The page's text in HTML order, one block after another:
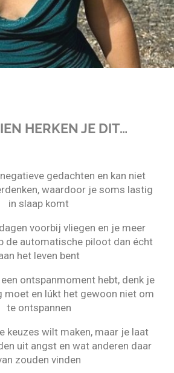
HERKEN JE DIT…
gedachten en kan niet
waardoor je soms lastig
in slaap komt
voorbij vliegen en je meer
de automatische piloot dan écht
het leven bent
ontspanmoment hebt, denk je
moet en lúkt het gewoon niet om
te ontspannen
keuzes wilt maken, maar je laat
uit angst en wat anderen daar
zouden vinden